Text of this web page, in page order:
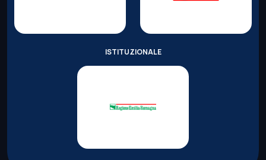
ISTITUZIONALE